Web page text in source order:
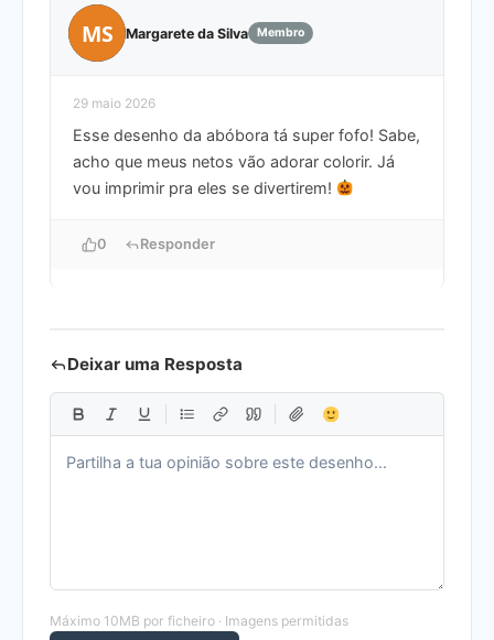
MS Margarete da Silva Membro
29 maio 2026
Esse desenho da abóbora tá super fofo! Sabe,
acho que meus netos vão adorar colorir. Já
vou imprimir pra eles se divertirem!
0 Responder
Deixar uma Resposta
Máximo 10MB por ficheiro · Imagens permitidas